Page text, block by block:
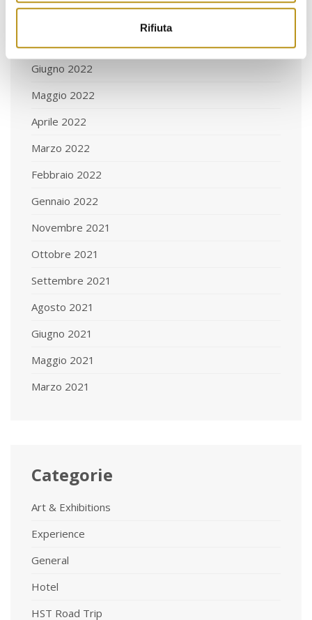
Rifiuta
Giugno 2022
Maggio 2022
Aprile 2022
Marzo 2022
Febbraio 2022
Gennaio 2022
Novembre 2021
Ottobre 2021
Settembre 2021
Agosto 2021
Giugno 2021
Maggio 2021
Marzo 2021
Categorie
Art & Exhibitions
Experience
General
Hotel
HST Road Trip